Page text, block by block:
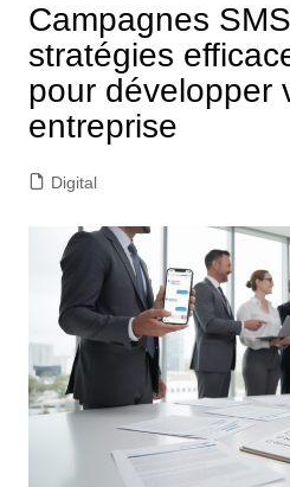
Campagnes
stratégies
pour développer
entreprise
Digital